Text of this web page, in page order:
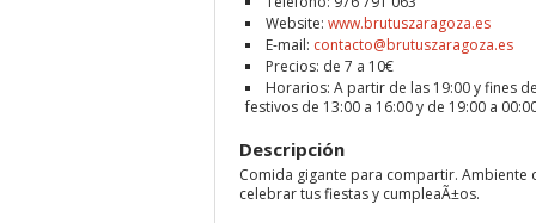
Website: www.brutuszaragoza.es
E-mail: contacto@brutuszaragoza.es
Precios: de 7 a 10€
Horarios: A partir de las 19:00 y fines
festivos de 13:00 a 16:00 y de 19:00 a
Descripción
Comida gigante para compartir. Ambiente
celebrar tus fiestas y cumpleaÃ±os.